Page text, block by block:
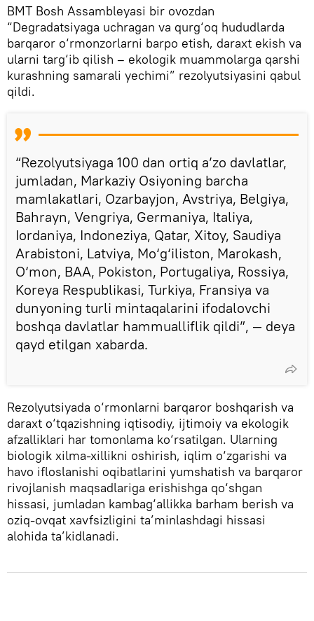
BMT Bosh Assambleyasi bir ovozdan
“Degradatsiyaga uchragan va qurg‘oq hududlarda
barqaror o‘rmonzorlarni barpo etish, daraxt ekish va
ularni targ‘ib qilish – ekologik muammolarga qarshi
kurashning samarali yechimi” rezolyutsiyasini qabul
qildi.
“Rezolyutsiyaga 100 dan ortiq a’zo davlatlar,
jumladan, Markaziy Osiyoning barcha
mamlakatlari, Ozarbayjon, Avstriya, Belgiya,
Bahrayn, Vengriya, Germaniya, Italiya,
Iordaniya, Indoneziya, Qatar, Xitoy, Saudiya
Arabistoni, Latviya, Mo‘g‘iliston, Marokash,
O‘mon, BAA, Pokiston, Portugaliya, Rossiya,
Koreya Respublikasi, Turkiya, Fransiya va
dunyoning turli mintaqalarini ifodalovchi
boshqa davlatlar hammualliflik qildi”, — deya
qayd etilgan xabarda.
Rezolyutsiyada o‘rmonlarni barqaror boshqarish va
daraxt o‘tqazishning iqtisodiy, ijtimoiy va ekologik
afzalliklari har tomonlama ko‘rsatilgan. Ularning
biologik xilma-xillikni oshirish, iqlim o‘zgarishi va
havo ifloslanishi oqibatlarini yumshatish va barqaror
rivojlanish maqsadlariga erishishga qo‘shgan
hissasi, jumladan kambag‘allikka barham berish va
oziq-ovqat xavfsizligini ta’minlashdagi hissasi
alohida ta’kidlanadi.